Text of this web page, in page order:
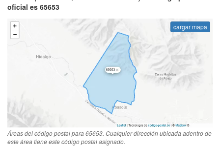
oficial es 65653
cargar mapa
Áreas del código postal para 65653. Cualquier dirección ubicada adentro de
este área tiene este código postal asignado.